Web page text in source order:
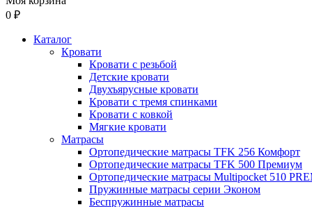
0 ₽
Каталог
Кровати
Кровати с резьбой
Детские кровати
Двухъярусные кровати
Кровати с тремя спинками
Кровати с ковкой
Мягкие кровати
Матрасы
Ортопедические матрасы TFK 256 Комфорт
Ортопедические матрасы TFK 500 Премиум
Ортопедические матрасы Multipocket 510
Пружинные матрасы серии Эконом
Беспружинные матрасы